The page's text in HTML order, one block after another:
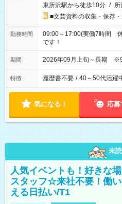
東所沢駅から徒歩10分 /
■文芸資料の収集・保存
勤務時間
09:00～17:00(実働7時間
です！
期間 2026年09月上旬～長期 ※9
特徴 履歴書不要 / 40～50代活躍
気になる！ 応募
未読
人気イベントも！好きな
スタッフ☆来社不要！働
える日払い/T1